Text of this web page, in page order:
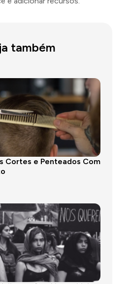
também
Cortes e Penteados Com